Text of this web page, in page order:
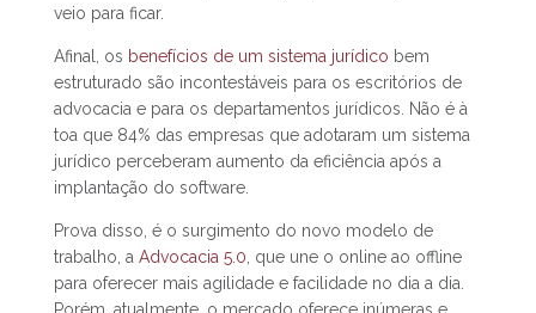
veio para ficar.
Afinal, os benefícios de um sistema jurídico bem
estruturado são incontestáveis para os escritórios de
advocacia e para os departamentos jurídicos. Não é à
toa que 84% das empresas que adotaram um sistema
jurídico perceberam aumento da eficiência após a
implantação do software.
Prova disso, é o surgimento do novo modelo de
trabalho, a Advocacia 5.0 , que une o online ao offline
para oferecer mais agilidade e facilidade no dia a dia.